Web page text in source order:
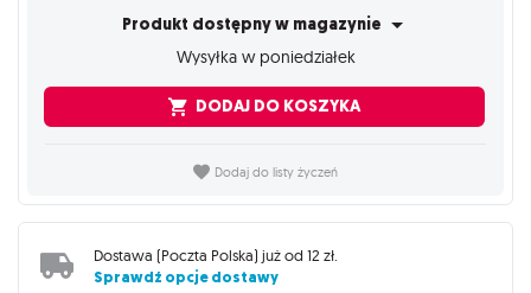
Produkt dostępny w magazynie
Wysyłka w poniedziałek
DODAJ DO KOSZYKA
Dodaj do listy życzeń
Dostawa (Poczta Polska) już od 12 zł
Sprawdź opcje dostawy